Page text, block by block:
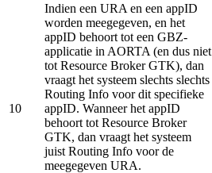
10
Indien een URA en een appID
worden meegegeven, en het
appID behoort tot een GBZ-
applicatie in AORTA (en dus niet
tot Resource Broker GTK), dan
vraagt het systeem slechts slechts
Routing Info voor dit specifieke
appID. Wanneer het appID
behoort tot Resource Broker
GTK, dan vraagt het systeem
juist Routing Info voor de
meegegeven URA.